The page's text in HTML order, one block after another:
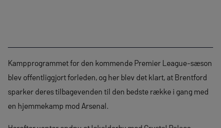
Kampprogrammet for den kommende Premier League-sæson
blev offentliggjort forleden, og her blev det klart, at Brentford
sparker deres tilbagevenden til den bedste række i gang med
en hjemmekamp mod Arsenal.